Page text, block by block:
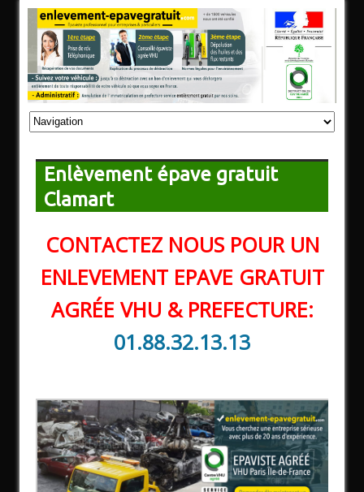
Enlèvement épave gratuit
Clamart
CONTACTEZ NOUS POUR UN
ENLEVEMENT EPAVE GRATUIT
AGRÉE VHU & PREFECTURE:
01.88.32.13.13